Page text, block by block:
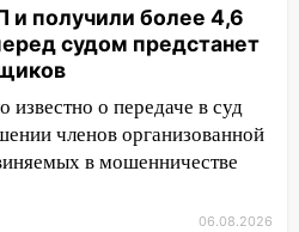
Ульяновской
до 1 июля
и обращение
и получили более 4,6
судом предстанет
известно о передаче в суд
членов организованной
в мошенничестве
06.08.2026